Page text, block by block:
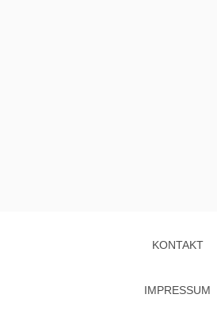
KONTAKT
IMPRESSUM